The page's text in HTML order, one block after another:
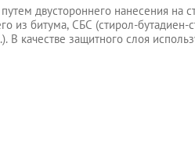
двустороннего нанесения на
из битума, СБС (стирол-
В качестве защитного слоя